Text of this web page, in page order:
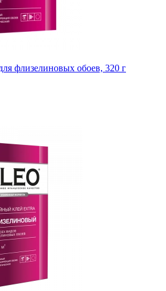
флизелиновых обоев, 320 г